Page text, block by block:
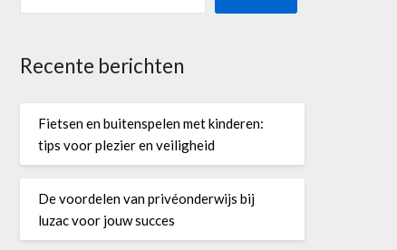
Recente berichten
Fietsen en buitenspelen met kinderen:
tips voor plezier en veiligheid
De voordelen van privéonderwijs bij
luzac voor jouw succes